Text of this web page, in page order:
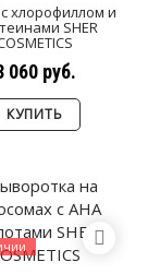
хлорофиллом и
SHER
060 руб.
КУПИТЬ